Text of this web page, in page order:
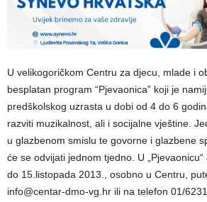
U velikogoričkom Centru za djecu, mlade i
besplatan program “Pjevaonica” koji je
predškolskog uzrasta u dobi od 4 do 6
razviti muzikalnost, ali i socijalne vještine.
u glazbenom smislu te govorne i glazbene
će se odvijati jednom tjedno. U
do 15.listopada 2013., osobno u Centru,
info@centar-dmo-vg.hr ili na telefon 01/